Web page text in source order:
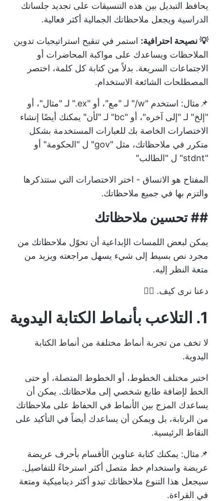
يحافظ التبديل بين هذه التنسيقات على تجديد جلساتك
الدراسية ويجعل ملاحظاتك الجمالية أكثر فعالية.
💡 نصيحة احترافية: استمر في تنقيح استراتيجيات تدوين
الملاحظات ويساعدك على مواكبة المحاضرات أو
الاجتماعات السريعة. بدلاً من كتابة كل كلمة، اختصر
المصطلحات الشائعة الاستخدام.
📌مثال: استخدم "w/" لـ "مع"، أو "ex." لـ "مثال"، أو
"إلخ" لـ "إلى آخره"، أو "bc" لـ "لأن" يمكنك أيضًا إنشاء
الاختصارات الخاصة بك للعبارات المستخدمة بشكل
متكرر في ملاحظاتك، مثل "gov" ل "الحكومة" أو
"stdnt" ل "الطالب"
المفتاح هو الاتساق - اختر الاختصارات التي ستتذكرها
والتزم بها في جميع ملاحظاتك.
##تحسين ملاحظاتك
يمكن لبعض اللمسات الإبداعية أن تحوّل ملاحظاتك من
مجرد نص بسيط إلى شيء يسهل مراجعته ويزيد من
متعة النظر إليه.
دعنا نرى كيف. ✍🏼
1. التلاعب بأنماط الكتابة اليدوية
لا تخف من تجربة أنماط مختلفة من أنماط الكتابة
اليدوية.
اختبر مختلف الخطوط، أو الخطوط المتصلة، أو حتى
الخط لإضافة طابع شخصي إلى ملاحظاتك. يمكن أن
يساعدك المزج بين الأنماط في الحفاظ على ملاحظاتك
من الرتابة، بل ويمكن أن يساعدك أيضاً في التأكيد على
النقاط الرئيسية.
📌مثال: يمكنك كتابة عناوين الأقسام بأحرف عريضة
عريضة واستخدام خط متصل أكثر استرخاءً للتفاصيل.
سيجعل هذا التنوع ملاحظاتك تبدو أكثر ديناميكية ومتعة
في القراءة.